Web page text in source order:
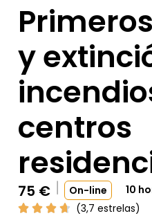
y
centros
75 € On-line
10
(3,7 estrelas)